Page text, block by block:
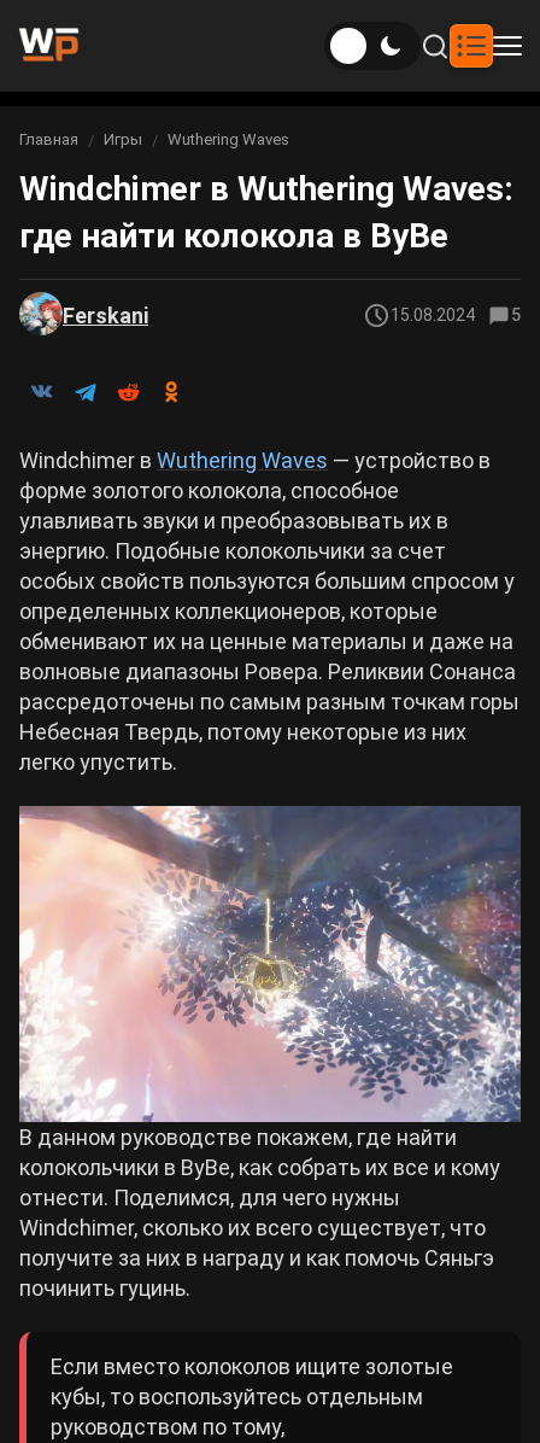
Новости
Новости Genshin Impact
Новости Honkai: Star Rail
Новости Zenless Zone Zero
Игры
Genshin Impact
Honkai: Star Rail
Neverness to Everness
Gothic 1 Remake
Arknights: Endfield
Crimson Desert
Zenless Zone Zero
Kingdom Come: Deliverance 2
Path of Exile 2
Wuthering Waves
Roblox
Hogwarts Legacy
Cyberpunk 2077
Все игры
Билды
Билды Genshin Impact
Билды Neverness to Everness
Билды Arknights: Endfield
Билды Wuthering Waves
Билды Cyberpunk 2077
Билды Path of Exile 2
Интересное
Фильмы и сериалы
Вы здесь:
Главная Игры Wuthering Waves
Windchimer в Wuthering Waves:
где найти колокола в ВуВе
Ferskani 15.08.2024 5
Windchimer в Wuthering Waves — устройство в
форме золотого колокола, способное
улавливать звуки и преобразовывать их в
энергию. Подобные колокольчики за счет
особых свойств пользуются большим спросом у
определенных коллекционеров, которые
обменивают их на ценные материалы и даже на
волновые диапазоны Ровера. Реликвии Сонанса
рассредоточены по самым разным точкам горы
Небесная Твердь, потому некоторые из них
легко упустить.
В данном руководстве покажем, где найти
колокольчики в ВуВе, как собрать их все и кому
отнести. Поделимся, для чего нужны
Windchimer, сколько их всего существует, что
получите за них в награду и как помочь Сяньгэ
починить гуцинь.
Если вместо колоколов ищите золотые
кубы, то воспользуйтесь отдельным
руководством по тому,